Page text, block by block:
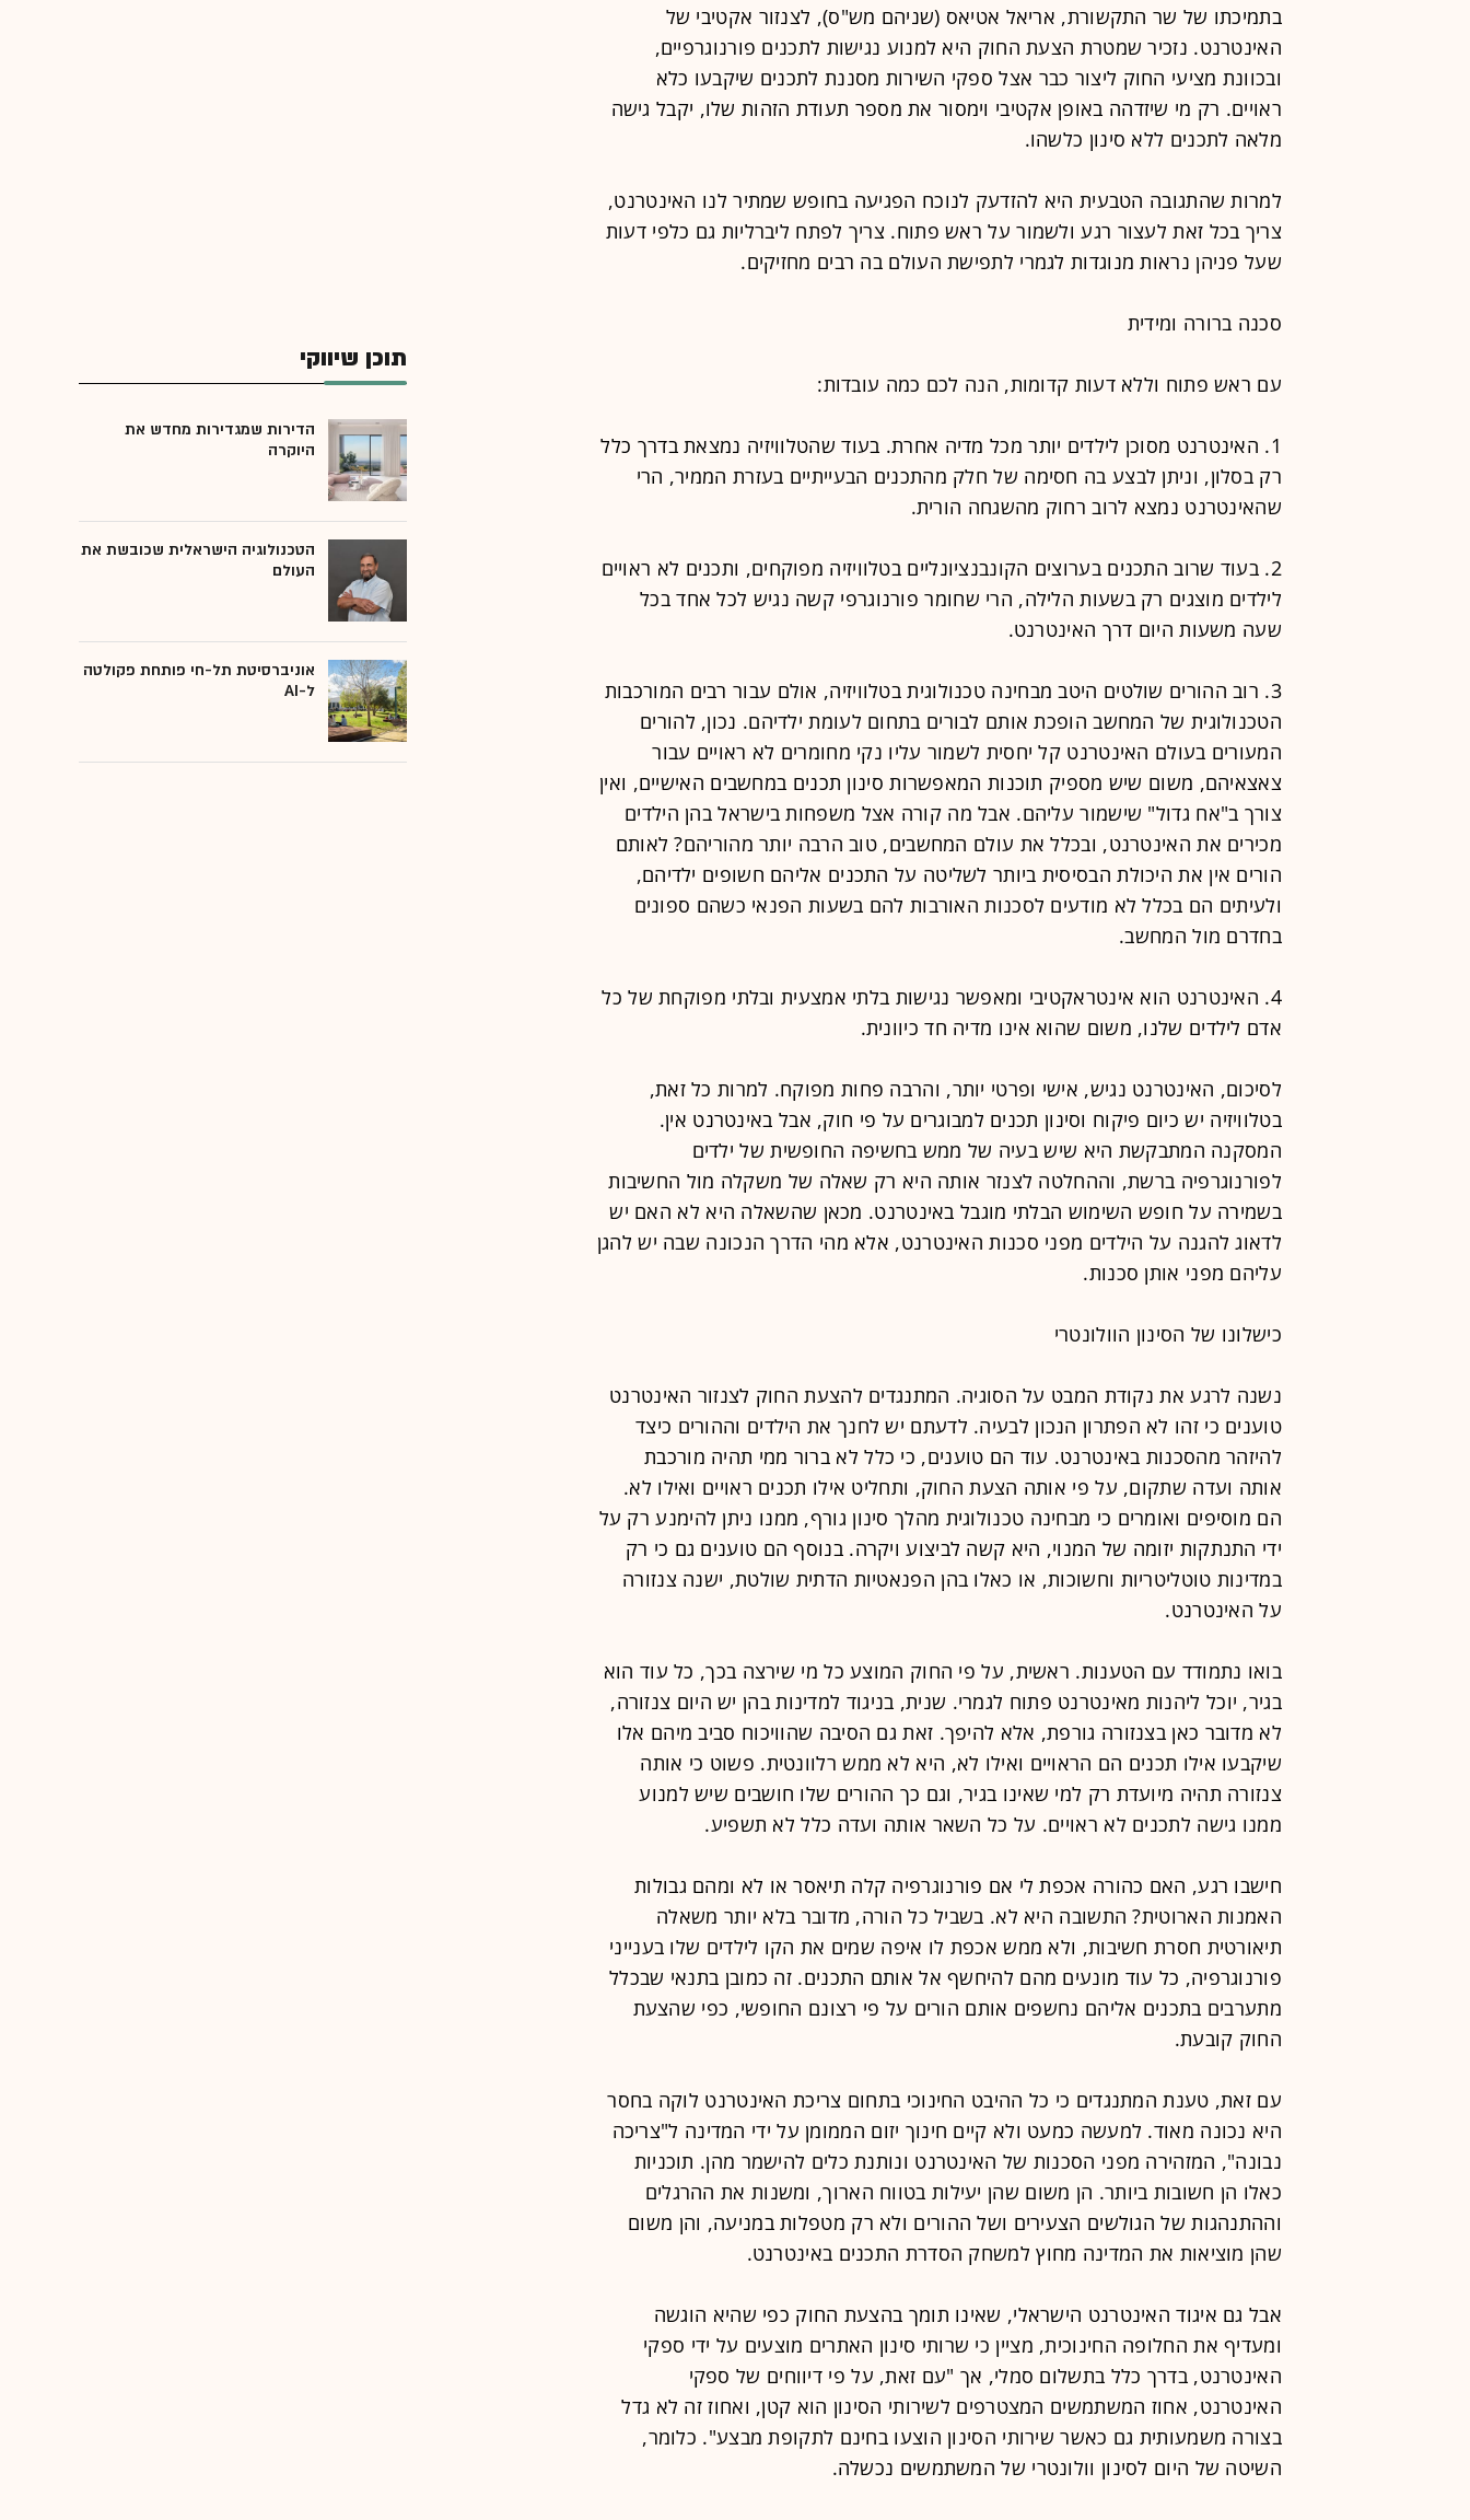
בתמיכתו של שר התקשורת, אריאל אטיאס (שניהם מש"ס), לצנזור אקטיבי של
האינטרנט. נזכיר שמטרת הצעת החוק היא למנוע נגישות לתכנים פורנוגרפיים,
ובכוונת מציעי החוק ליצור כבר אצל ספקי השירות מסננת לתכנים שיקבעו כלא
ראויים. רק מי שיזדהה באופן אקטיבי וימסור את מספר תעודת הזהות שלו, יקבל גישה
מלאה לתכנים ללא סינון כלשהו.
למרות שהתגובה הטבעית היא להזדעק לנוכח הפגיעה בחופש שמתיר לנו האינטרנט,
צריך בכל זאת לעצור רגע ולשמור על ראש פתוח. צריך לפתח ליברליות גם כלפי דעות
שעל פניהן נראות מנוגדות לגמרי לתפישת העולם בה רבים מחזיקים.
סכנה ברורה ומידית
עם ראש פתוח וללא דעות קדומות, הנה לכם כמה עובדות:
1. האינטרנט מסוכן לילדים יותר מכל מדיה אחרת. בעוד שהטלוויזיה נמצאת בדרך כלל
רק בסלון, וניתן לבצע בה חסימה של חלק מהתכנים הבעייתיים בעזרת הממיר, הרי
שהאינטרנט נמצא לרוב רחוק מהשגחה הורית.
2. בעוד שרוב התכנים בערוצים הקונבנציונליים בטלוויזיה מפוקחים, ותכנים לא ראויים
לילדים מוצגים רק בשעות הלילה, הרי שחומר פורנוגרפי קשה נגיש לכל אחד בכל
שעה משעות היום דרך האינטרנט.
3. רוב ההורים שולטים היטב מבחינה טכנולוגית בטלוויזיה, אולם עבור רבים המורכבות
הטכנולוגית של המחשב הופכת אותם לבורים בתחום לעומת ילדיהם. נכון, להורים
המעורים בעולם האינטרנט קל יחסית לשמור עליו נקי מחומרים לא ראויים עבור
צאצאיהם, משום שיש מספיק תוכנות המאפשרות סינון תכנים במחשבים האישיים, ואין
צורך ב"אח גדול" שישמור עליהם. אבל מה קורה אצל משפחות בישראל בהן הילדים
מכירים את האינטרנט, ובכלל את עולם המחשבים, טוב הרבה יותר מהוריהם? לאותם
הורים אין את היכולת הבסיסית ביותר לשליטה על התכנים אליהם חשופים ילדיהם,
ולעיתים הם בכלל לא מודעים לסכנות האורבות להם בשעות הפנאי כשהם ספונים
בחדרם מול המחשב.
4. האינטרנט הוא אינטראקטיבי ומאפשר נגישות בלתי אמצעית ובלתי מפוקחת של כל
אדם לילדים שלנו, משום שהוא אינו מדיה חד כיוונית.
לסיכום, האינטרנט נגיש, אישי ופרטי יותר, והרבה פחות מפוקח. למרות כל זאת,
בטלוויזיה יש כיום פיקוח וסינון תכנים למבוגרים על פי חוק, אבל באינטרנט אין.
המסקנה המתבקשת היא שיש בעיה של ממש בחשיפה החופשית של ילדים
לפורנוגרפיה ברשת, וההחלטה לצנזר אותה היא רק שאלה של משקלה מול החשיבות
בשמירה על חופש השימוש הבלתי מוגבל באינטרנט. מכאן שהשאלה היא לא האם יש
לדאוג להגנה על הילדים מפני סכנות האינטרנט, אלא מהי הדרך הנכונה שבה יש להגן
עליהם מפני אותן סכנות.
כישלונו של הסינון הוולונטרי
נשנה לרגע את נקודת המבט על הסוגיה. המתנגדים להצעת החוק לצנזור האינטרנט
טוענים כי זהו לא הפתרון הנכון לבעיה. לדעתם יש לחנך את הילדים וההורים כיצד
להיזהר מהסכנות באינטרנט. עוד הם טוענים, כי כלל לא ברור ממי תהיה מורכבת
אותה ועדה שתקום, על פי אותה הצעת החוק, ותחליט אילו תכנים ראויים ואילו לא.
הם מוסיפים ואומרים כי מבחינה טכנולוגית מהלך סינון גורף, ממנו ניתן להימנע רק על
ידי התנתקות יזומה של המנוי, היא קשה לביצוע ויקרה. בנוסף הם טוענים גם כי רק
במדינות טוטליטריות וחשוכות, או כאלו בהן הפנאטיות הדתית שולטת, ישנה צנזורה
על האינטרנט.
בואו נתמודד עם הטענות. ראשית, על פי החוק המוצע כל מי שירצה בכך, כל עוד הוא
בגיר, יוכל ליהנות מאינטרנט פתוח לגמרי. שנית, בניגוד למדינות בהן יש היום צנזורה,
לא מדובר כאן בצנזורה גורפת, אלא להיפך. זאת גם הסיבה שהוויכוח סביב מיהם אלו
שיקבעו אילו תכנים הם הראויים ואילו לא, היא לא ממש רלוונטית. פשוט כי אותה
צנזורה תהיה מיועדת רק למי שאינו בגיר, וגם כך ההורים שלו חושבים שיש למנוע
ממנו גישה לתכנים לא ראויים. על כל השאר אותה ועדה כלל לא תשפיע.
חישבו רגע, האם כהורה אכפת לי אם פורנוגרפיה קלה תיאסר או לא ומהם גבולות
האמנות הארוטית? התשובה היא לא. בשביל כל הורה, מדובר בלא יותר משאלה
תיאורטית חסרת חשיבות, ולא ממש אכפת לו איפה שמים את הקו לילדים שלו בענייני
פורנוגרפיה, כל עוד מונעים מהם להיחשף אל אותם התכנים. זה כמובן בתנאי שבכלל
מתערבים בתכנים אליהם נחשפים אותם הורים על פי רצונם החופשי, כפי שהצעת
החוק קובעת.
עם זאת, טענת המתנגדים כי כל ההיבט החינוכי בתחום צריכת האינטרנט לוקה בחסר
היא נכונה מאוד. למעשה כמעט ולא קיים חינוך יזום הממומן על ידי המדינה ל"צריכה
נבונה", המזהירה מפני הסכנות של האינטרנט ונותנת כלים להישמר מהן. תוכניות
כאלו הן חשובות ביותר. הן משום שהן יעילות בטווח הארוך, ומשנות את ההרגלים
וההתנהגות של הגולשים הצעירים ושל ההורים ולא רק מטפלות במניעה, והן משום
שהן מוציאות את המדינה מחוץ למשחק הסדרת התכנים באינטרנט.
אבל גם איגוד האינטרנט הישראלי, שאינו תומך בהצעת החוק כפי שהיא הוגשה
ומעדיף את החלופה החינוכית, מציין כי שרותי סינון האתרים מוצעים על ידי ספקי
האינטרנט, בדרך כלל בתשלום סמלי, אך "עם זאת, על פי דיווחים של ספקי
האינטרנט, אחוז המשתמשים המצטרפים לשירותי הסינון הוא קטן, ואחוז זה לא גדל
בצורה משמעותית גם כאשר שירותי הסינון הוצעו בחינם לתקופת מבצע". כלומר,
השיטה של היום לסינון וולונטרי של המשתמשים נכשלה.
תוכן שיווקי
הדירות שמגדירות מחדש את
היוקרה
הטכנולוגיה הישראלית שכובשת את
העולם
אוניברסיטת תל-חי פותחת פקולטה
ל-AI